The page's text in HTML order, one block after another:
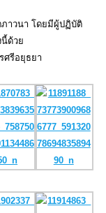
าวนา โดยมีผู้ปฏิบัติ
ด้วย
ศรีอยุธยา